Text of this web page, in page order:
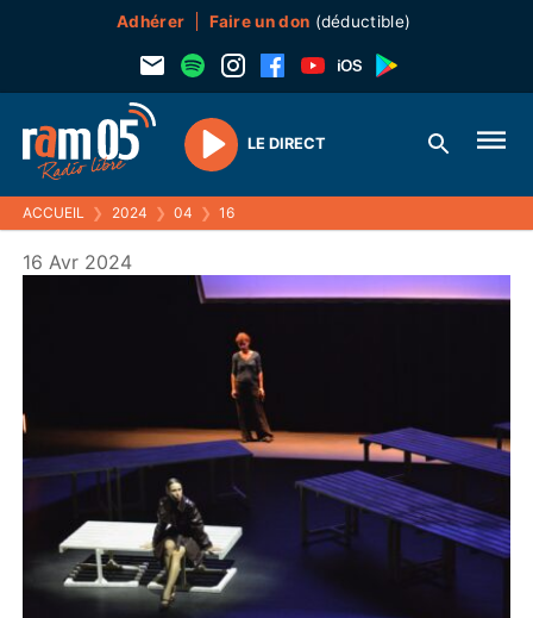
Adhérer Faire un don (déductible)
Play
LE DIRECT
ACCUEIL ❯ 2024 ❯ 04 ❯ 16
16 Avr 2024